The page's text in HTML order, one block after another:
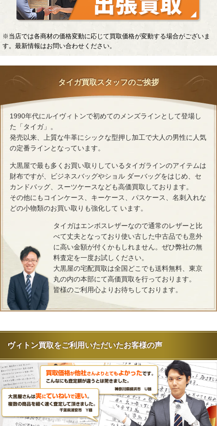
※当店では各商材の価格変動に応じて買取価格が変動する場合がございま
す。最新情報はお問い合わせください。
タイガ買取スタッフのご挨拶
1990年代にルイヴィトンで初めてのメンズラインとして登場し
た「タイガ」。
発売以来、上質な牛革にシックな型押し加工で大人の男性に人気
の定番ラインとなっています。
大黒屋で最も多くお買い取りしているタイガラインのアイテムは
財布ですが、ビジネスバッグやショル ダーバッグをはじめ、セ
カンドバッグ、スーツケースなども高価買取しております。
その他にもコインケース、キーケース、パスケース、名刺入れな
どの小物類のお買い取りも強化して います。
タイガはエンボスレザーなので通常のレザーと比
べて丈夫となっており使い古した中古品でも意外
に高い金額が付くかもしれません。ぜひ弊社の無
料査定を一度お試しください。
大黒屋の宅配買取は全国どこでも送料無料、東京
丸の内の本部にて高価買取を行っております。
皆様のご利用心よりお待ちしております。
ヴィトン買取をご利用いただいたお客様の声